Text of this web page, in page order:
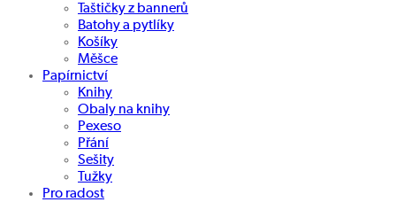
Taštičky z bannerů
Batohy a pytlíky
Košíky
Měšce
Papírnictví
Knihy
Obaly na knihy
Pexeso
Přání
Sešity
Tužky
Pro radost